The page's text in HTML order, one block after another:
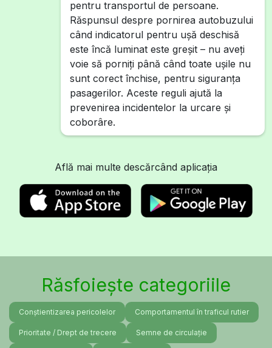
pentru transportul de persoane.
Răspunsul despre pornirea autobuzului
când indicatorul pentru ușă deschisă
este încă luminat este greșit – nu aveți
voie să porniți până când toate ușile nu
sunt corect închise, pentru siguranța
pasagerilor. Aceste reguli ajută la
prevenirea incidentelor la urcare și
coborâre.
Află mai multe descărcând aplicația
Răsfoiește categoriile
Conștientizarea pericolelor Comportamentul în traficul rutier
Prioritate / Drept de trecere Semne de circulație